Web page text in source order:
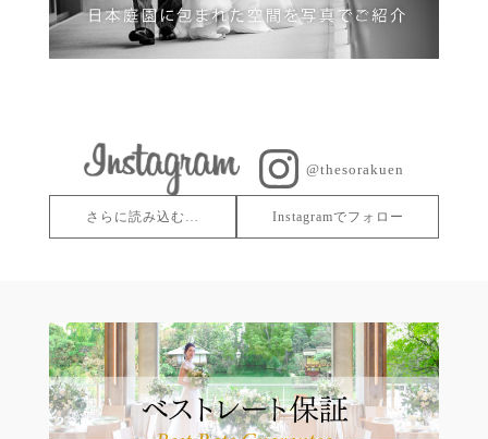
@thesorakuen
さらに読み込む… Instagramでフォロー